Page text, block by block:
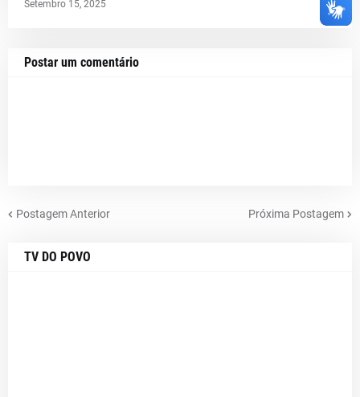
Setembro 15, 2025
Postar um comentário
Postagem Anterior Próxima Postagem
TV DO POVO